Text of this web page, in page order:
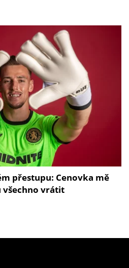
přestupu: Cenovka mě
všechno vrátit